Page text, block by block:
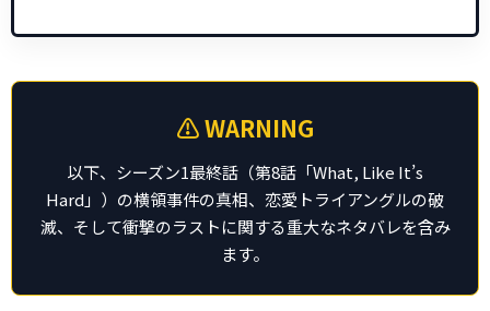
⚠️ WARNING
以下、シーズン1最終話（第8話「What, Like It’s
Hard」）の横領事件の真相、恋愛トライアングルの破
滅、そして衝撃のラストに関する重大なネタバレを含み
ます。